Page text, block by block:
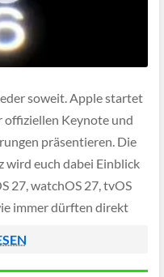
soweit. Apple startet
offiziellen Keynote und
präsentieren. Die
euch dabei Einblick
27, watchOS 27, tvOS
immer dürften direkt